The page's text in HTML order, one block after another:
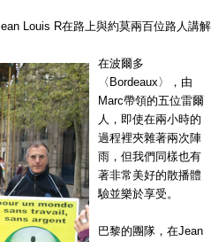
Louis R在路上與約莫兩百位路人講解
在波爾多
〈Bordeaux〉，由
Marc帶領的五位雷爾
人，即使在兩小時的
過程裡夾雜著兩次陣
雨，但我們同樣也有
著非常美好的散播體
驗並樂於享受。
巴黎的團隊，在Jean